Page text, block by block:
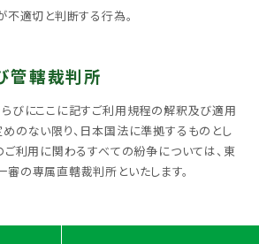
不適切と判断する行為。
管轄裁判所
びにここに記すご利用規程の解釈及び適用
のない限り、日本国法に準拠するものとし
ご利用に関わるすべての紛争については、東
の専属直轄裁判所といたします。